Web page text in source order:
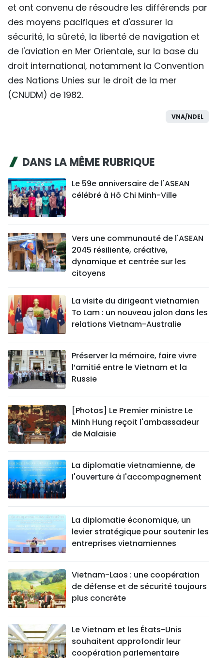
et ont convenu de résoudre les différends par
des moyens pacifiques et d'assurer la
sécurité, la sûreté, la liberté de navigation et
de l'aviation en Mer Orientale, sur la base du
droit international, notamment la Convention
des Nations Unies sur le droit de la mer
(CNUDM) de 1982.
VNA/NDEL
DANS LA MÊME RUBRIQUE
Le 59e anniversaire de l'ASEAN
célébré à Hô Chi Minh-Ville
Vers une communauté de l'ASEAN
2045 résiliente, créative,
dynamique et centrée sur les
citoyens
La visite du dirigeant vietnamien
To Lam : un nouveau jalon dans les
relations Vietnam-Australie
Préserver la mémoire, faire vivre
l’amitié entre le Vietnam et la
Russie
[Photos] Le Premier ministre Le
Minh Hung reçoit l'ambassadeur
de Malaisie
La diplomatie vietnamienne, de
l'ouverture à l'accompagnement
La diplomatie économique, un
levier stratégique pour soutenir les
entreprises vietnamiennes
Vietnam-Laos : une coopération
de défense et de sécurité toujours
plus concrète
Le Vietnam et les États-Unis
souhaitent approfondir leur
coopération parlementaire